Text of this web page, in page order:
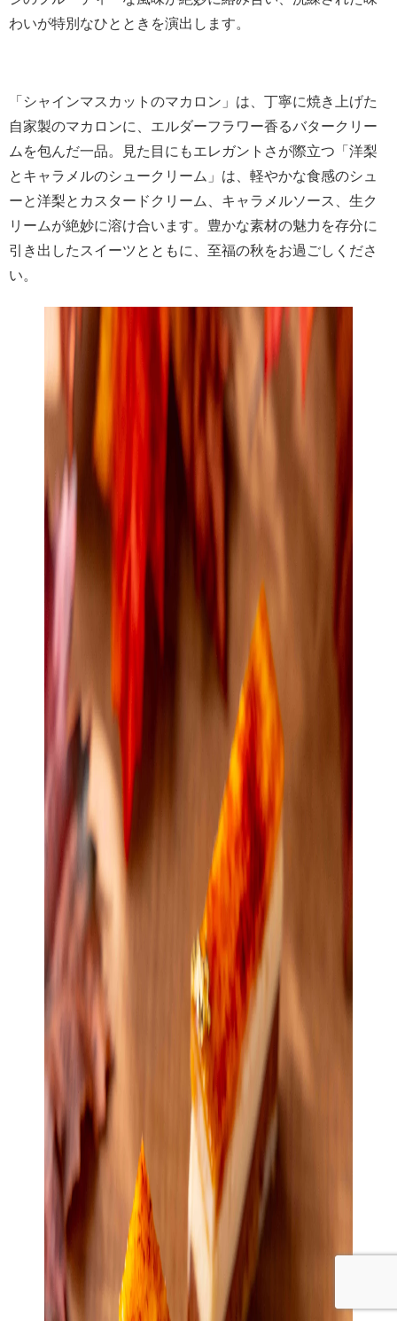
わいが特別なひとときを演出します。
「シャインマスカットのマカロン」は、丁寧に焼き上げた
自家製のマカロンに、エルダーフラワー香るバタークリー
ムを包んだ一品。見た目にもエレガントさが際立つ「洋梨
とキャラメルのシュークリーム」は、軽やかな食感のシュ
ーと洋梨とカスタードクリーム、キャラメルソース、生ク
リームが絶妙に溶け合います。豊かな素材の魅力を存分に
引き出したスイーツとともに、至福の秋をお過ごしくださ
い。